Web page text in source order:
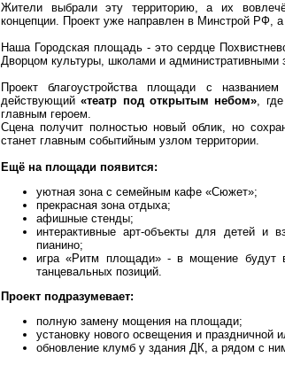
Жители выбрали эту территорию, а их
концепции. Проект уже направлен в Минстрой РФ,
Наша Городская площадь - это сердце
Дворцом культуры, школами и административными
Проект благоустройства площади с названием
действующий«театр под открытым небом»,
главным героем.
Сцена получит полностью новый облик, но
станет главным событийным узлом территории.
Ещё на площади появится:
уютная зона с семейным кафе «Сюжет»;
прекрасная зона отдыха;
афишные стенды;
интерактивные арт‑объекты для детей и
пианино;
игра «Ритм площади» - в мощение будут
танцевальных позиций.
Проект подразумевает:
полную замену мощения на площади;
установку нового освещения и праздничной
обновление клумб у здания ДК, а рядом с